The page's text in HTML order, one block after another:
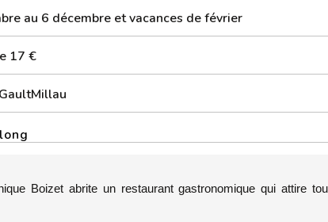
au 6 décembre et vacances de février
17 €
Boizet abrite un restaurant gastronomique qui attire